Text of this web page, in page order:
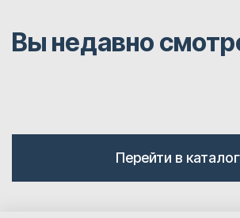
Вы недавно
Перейти в каталог